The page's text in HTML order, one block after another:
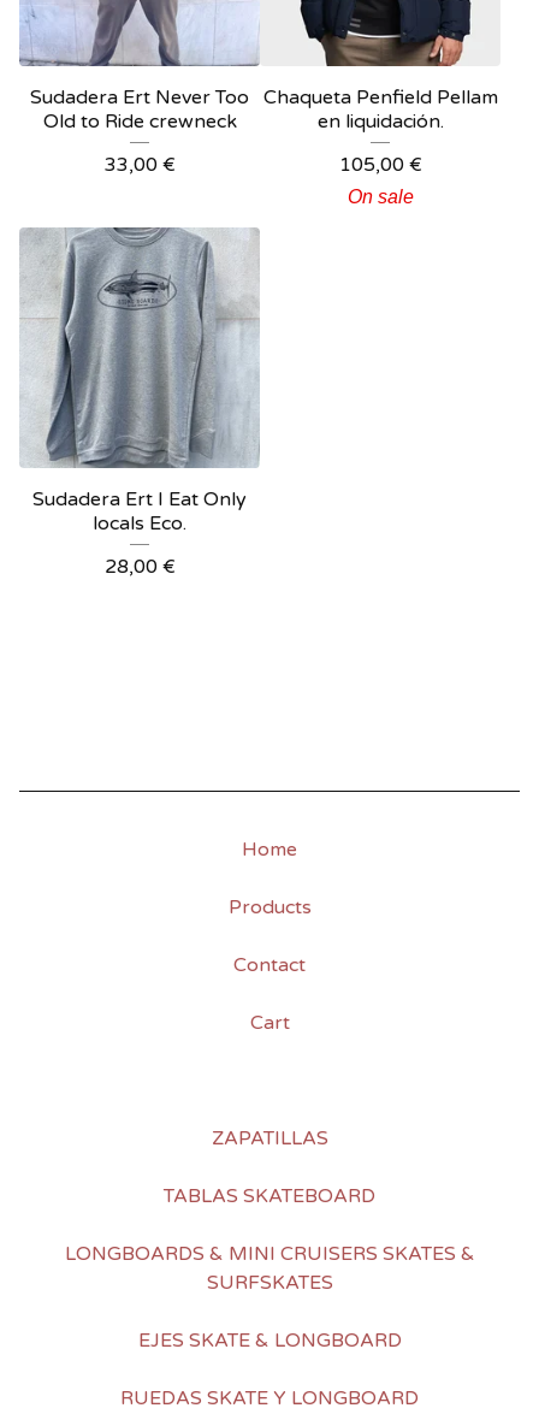
Sudadera Ert Never Too
Old to Ride crewneck
33,00 €
Chaqueta Penfield Pellam
en liquidación.
105,00 €
On sale
Sudadera Ert I Eat Only
locals Eco.
28,00 €
Home
Products
Contact
Cart
ZAPATILLAS
TABLAS SKATEBOARD
LONGBOARDS & MINI CRUISERS SKATES &
SURFSKATES
EJES SKATE & LONGBOARD
RUEDAS SKATE Y LONGBOARD